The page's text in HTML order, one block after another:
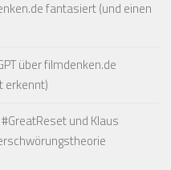
fantasiert (und einen
über filmdenken.de
erkennt)
#GreatReset und Klaus